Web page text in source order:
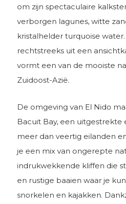
om zijn spectaculaire
verborgen lagunes, witte
kristalhelder turquoise
rechtstreeks uit een
vormt een van de mooiste
Zuidoost-Azië.
De omgeving van El Nido
Bacuit Bay, een
meer dan veertig eilanden
je een mix van ongerepte
indrukwekkende kliffen die
en rustige baaien waar je
snorkelen en kajakken.